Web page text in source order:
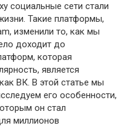
социальные сети стали
Такие платформы,
изменили то, как мы
доходит до
которая
является
ВК. В этой статье мы
его особенности,
он стал
миллионов